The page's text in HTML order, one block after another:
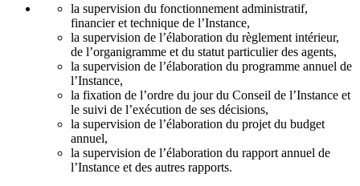
la supervision du fonctionnement administratif,
financier et technique de l’Instance,
la supervision de l’élaboration du règlement intérieur,
de l’organigramme et du statut particulier des agents,
la supervision de l’élaboration du programme annuel de
l’Instance,
la fixation de l’ordre du jour du Conseil de l’Instance et
le suivi de l’exécution de ses décisions,
la supervision de l’élaboration du projet du budget
annuel,
la supervision de l’élaboration du rapport annuel de
l’Instance et des autres rapports.